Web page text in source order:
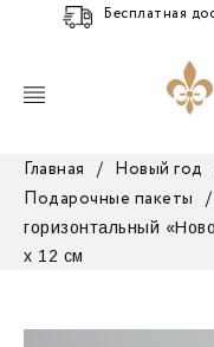
Бесплатная
Главная / Новый год
Подарочные пакеты
/
горизонтальный
х 12 см